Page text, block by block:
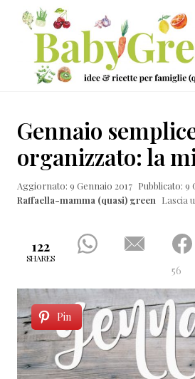
Menu
Passa
contenuto
principale
Passa
laterale
primaria
Passa
ricette
per
famiglie
Gennaio
organizzato: la
Aggiornato: 9 Gennaio 2017 Pubblicato: 9
Raffaella-mamma (quasi) green Lascia
122
SHARES
56
Pin